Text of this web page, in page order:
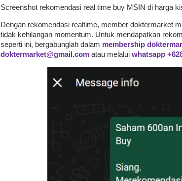
Screenshot rekomendasi real time buy MSIN di harga
Dengan rekomendasi realtime, member doktermarket
tidak kehilangan momentum. Untuk mendapatkan
seperti ini, bergabunglah dalam membership
doktermarket@gmail.com atau melalui whatsapp